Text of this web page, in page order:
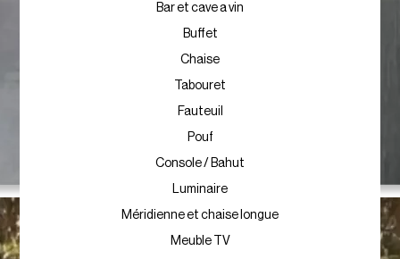
Bar et cave a vin
Buffet
Chaise
Tabouret
Fauteuil
Pouf
Console / Bahut
Luminaire
Méridienne et chaise longue
Meuble TV